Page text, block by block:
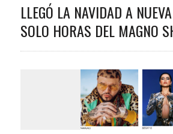
LLEGÓ LA NAVIDAD A
SOLO HORAS DEL MAGNO